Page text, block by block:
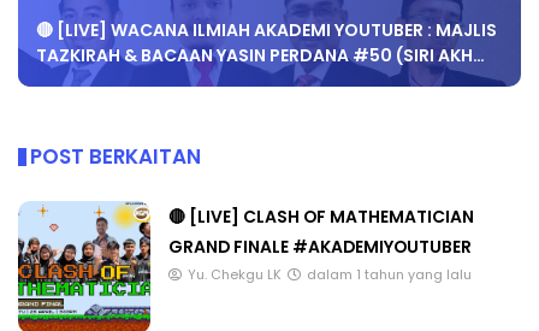
🔴 [LIVE] WACANA ILMIAH AKADEMI YOUTUBER : MAJLIS
TAZKIRAH & BACAAN YASIN PERDANA #50 (SIRI AKH…
POST BERKAITAN
🔴 [LIVE] CLASH OF MATHEMATICIAN
GRAND FINALE #AKADEMIYOUTUBER
Yu. Chekgu LK dalam 1 tahun yang lalu